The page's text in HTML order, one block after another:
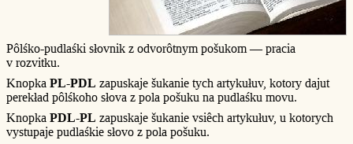
Pôlśko-pudlaśki słovnik z odvorôtnym pošukom — pracia
v rozvitku.
Knopka PL-PDL zapuskaje šukanie tych artykułuv, kotory dajut
perekład pôlśkoho słova z pola pošuku na pudlaśku movu.
Knopka PDL-PL zapuskaje šukanie vsiêch artykułuv, u kotorych
vystupaje pudlaśkie słovo z pola pošuku.